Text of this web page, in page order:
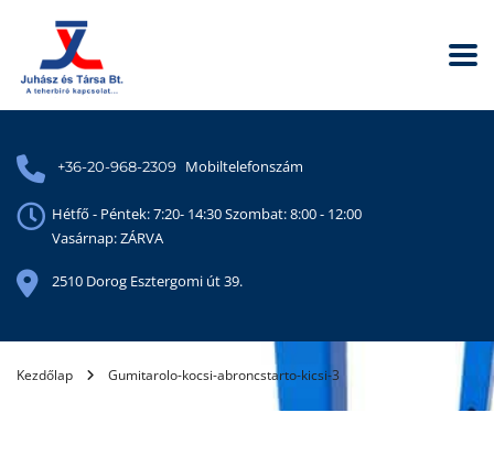
+36-20-968-2309 Mobiltelefonszám
Hétfő - Péntek: 7:20- 14:30 Szombat: 8:00 - 12:00
Vasárnap: ZÁRVA
2510 Dorog Esztergomi út 39.
Kezdőlap Gumitarolo-kocsi-abroncstarto-kicsi-3